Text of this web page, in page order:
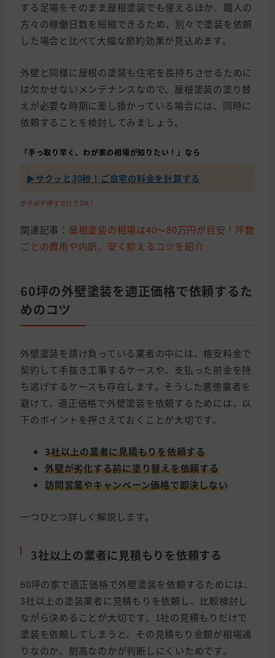
する足場をそのまま屋根塗装でも使えるほか、職人の
方々の稼働日数を短縮できるため、別々で塗装を依頼
した場合と比べて大幅な節約効果が見込めます。
外壁と同様に屋根の塗装も住宅を長持ちさせるために
は欠かせないメンテナンスなので、屋根塗装の塗り替
えが必要な時期に差し掛かっている場合には、同時に
依頼することを検討してみましょう。
「手っ取り早く、わが家の相場が知りたい！」なら
▶︎サクッと30秒！ご自宅の料金を計算する
ポチポチ押すだけでOK！
関連記事： 屋根塗装の相場は40〜80万円が目安！坪数
ごとの費用や内訳、安く抑えるコツを紹介
60坪の外壁塗装を適正価格で依頼するた
めのコツ
外壁塗装を請け負っている業者の中には、格安料金で
契約して手抜き工事するケースや、支払った前金を持
ち逃げするケースも存在します。そうした悪徳業者を
避けて、適正価格で外壁塗装を依頼するためには、以
下のポイントを押さえておくことが大切です。
3社以上の業者に見積もりを依頼する
外壁が劣化する前に塗り替えを依頼する
訪問営業やキャンペーン価格で即決しない
一つひとつ詳しく解説します。
3社以上の業者に見積もりを依頼する
60坪の家で適正価格で外壁塗装を依頼するためには、
3社以上の塗装業者に見積もりを依頼し、比較検討し
ながら決めることが大切です。1社の見積もりだけで
塗装を依頼してしまうと、その見積もり金額が相場通
りなのか、割高なのかが判断しにくいためです。